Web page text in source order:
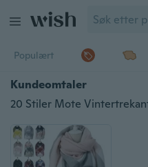
Populært
Kundeomtaler